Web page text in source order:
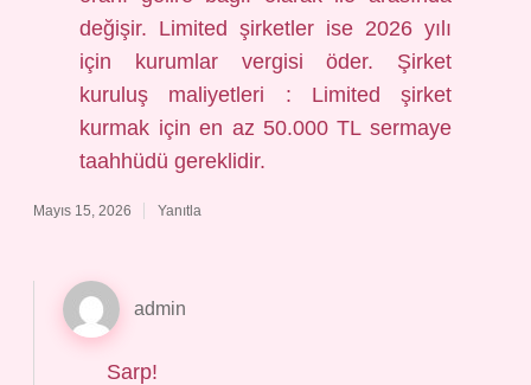
değişir. Limited şirketler ise 2026 yılı
için kurumlar vergisi öder. Şirket
kuruluş maliyetleri : Limited şirket
kurmak için en az 50.000 TL sermaye
taahhüdü gereklidir.
Mayıs 15, 2026 Yanıtla
admin
Sarp!